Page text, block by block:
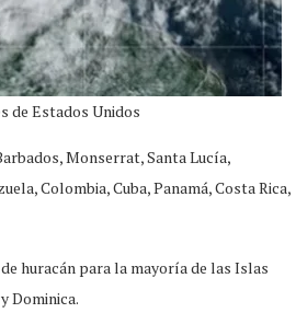
de Estados Unidos
Monserrat, Santa Lucía,
Colombia, Cuba, Panamá, Costa Rica,
huracán para la mayoría de las Islas
Dominica.